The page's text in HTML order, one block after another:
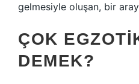
gelmesiyle oluşan, bir
ÇOK
DEMEK?